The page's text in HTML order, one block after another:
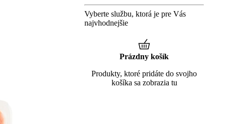
Vyberte službu, ktorá je pre Vás
najvhodnejšie
Prázdny košík
Produkty, ktoré pridáte do svojho
košíka sa zobrazia tu